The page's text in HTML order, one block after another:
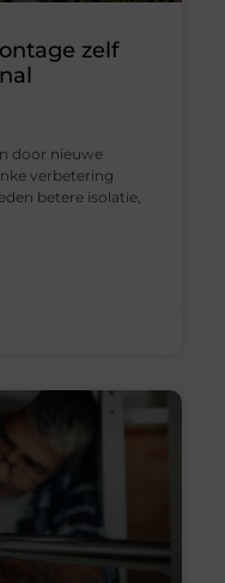
zelf
door nieuwe
verbetering
betere isolatie,